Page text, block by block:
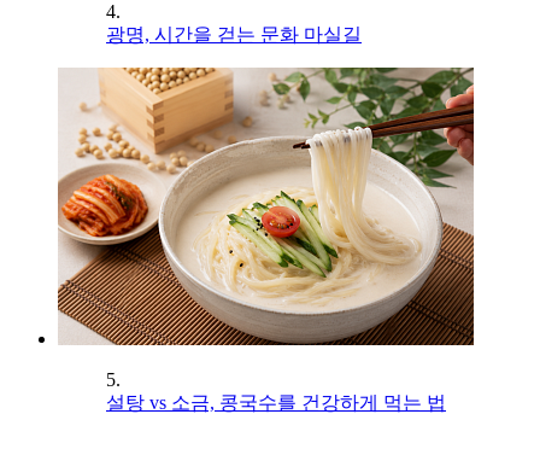
4.
광명, 시간을 걷는 문화 마실길
5.
설탕 vs 소금, 콩국수를 건강하게 먹는 법